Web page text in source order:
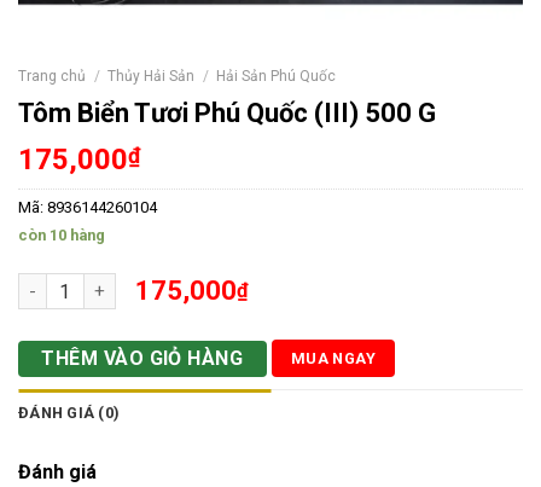
Trang chủ / Thủy Hải Sản / Hải Sản Phú Quốc
Tôm Biển Tươi Phú Quốc (III) 500 G
175,000₫
Mã: 8936144260104
còn 10 hàng
Tôm Biển Tươi Phú Quốc (III) 500 G số lượng
175,000₫
THÊM VÀO GIỎ HÀNG MUA NGAY
ĐÁNH GIÁ (0)
Đánh giá